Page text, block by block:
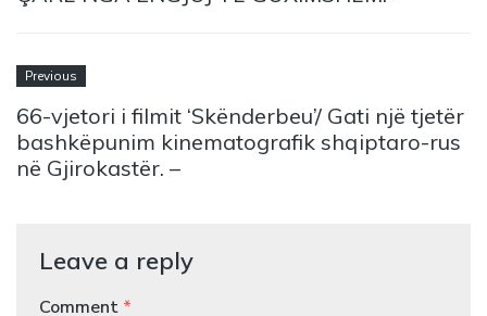
Previous
66-vjetori i filmit ‘Skënderbeu’/ Gati një tjetër
bashkëpunim kinematografik shqiptaro-rus
në Gjirokastër. –
Leave a reply
Comment *